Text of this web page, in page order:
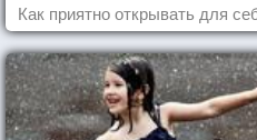
Как приятно открывать для